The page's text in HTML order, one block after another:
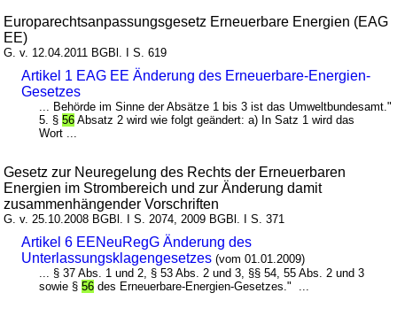
Europarechtsanpassungsgesetz Erneuerbare Energien (EAG
EE)
G. v. 12.04.2011 BGBl. I S. 619
Artikel 1 EAG EE Änderung des Erneuerbare-Energien-
Gesetzes
... Behörde im Sinne der Absätze 1 bis 3 ist das Umweltbundesamt."
5. §56 Absatz 2 wird wie folgt geändert: a) In Satz 1 wird das
Wort ...
Gesetz zur Neuregelung des Rechts der Erneuerbaren
Energien im Strombereich und zur Änderung damit
zusammenhängender Vorschriften
G. v. 25.10.2008 BGBl. I S. 2074, 2009 BGBl. I S. 371
Artikel 6 EENeuRegG Änderung des
Unterlassungsklagengesetzes (vom 01.01.2009)
... § 37 Abs. 1 und 2, § 53 Abs. 2 und 3, §§ 54, 55 Abs. 2 und 3
sowie §56 des Erneuerbare-Energien-Gesetzes." ...